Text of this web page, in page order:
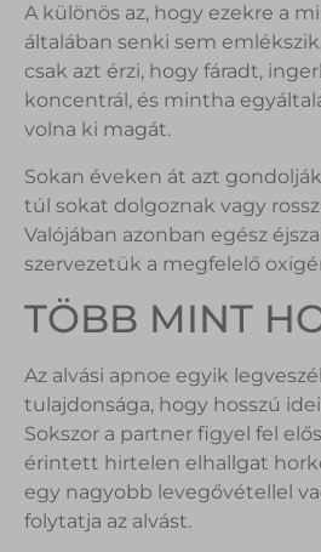
A különös az, hogy ezekre a
általában senki sem
csak azt érzi, hogy fáradt,
koncentrál, és mintha
volna ki magát.
Sokan éveken át azt
túl sokat dolgoznak vagy
Valójában azonban egész
szervezetük a megfelelő
TÖBB MINT
Az alvási apnoe egyik
tulajdonsága, hogy hosszú
Sokszor a partner figyel fel
érintett hirtelen elhallgat
egy nagyobb levegővétellel
folytatja az alvást.